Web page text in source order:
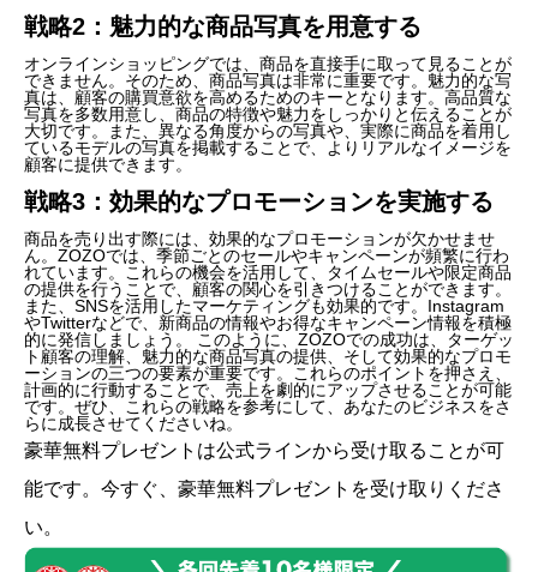
戦略2：魅力的な商品写真を用意する
オンラインショッピングでは、商品を直接手に取って見ることが
できません。そのため、商品写真は非常に重要です。魅力的な写
真は、顧客の購買意欲を高めるためのキーとなります。高品質な
写真を多数用意し、商品の特徴や魅力をしっかりと伝えることが
大切です。また、異なる角度からの写真や、実際に商品を着用し
ているモデルの写真を掲載することで、よりリアルなイメージを
顧客に提供できます。
戦略3：効果的なプロモーションを実施する
商品を売り出す際には、効果的なプロモーションが欠かせませ
ん。ZOZOでは、季節ごとのセールやキャンペーンが頻繁に行わ
れています。これらの機会を活用して、タイムセールや限定商品
の提供を行うことで、顧客の関心を引きつけることができます。
また、SNSを活用したマーケティングも効果的です。Instagram
やTwitterなどで、新商品の情報やお得なキャンペーン情報を積極
的に発信しましょう。 このように、ZOZOでの成功は、ターゲッ
ト顧客の理解、魅力的な商品写真の提供、そして効果的なプロモ
ーションの三つの要素が重要です。これらのポイントを押さえ、
計画的に行動することで、売上を劇的にアップさせることが可能
です。ぜひ、これらの戦略を参考にして、あなたのビジネスをさ
らに成長させてくださいね。
豪華無料プレゼントは公式ラインから受け取ることが可
能です。今すぐ、豪華無料プレゼントを受け取りくださ
い。